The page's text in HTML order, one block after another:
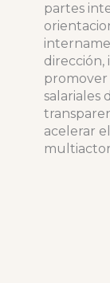
partes
dirección,
promover
salariales
acelerar